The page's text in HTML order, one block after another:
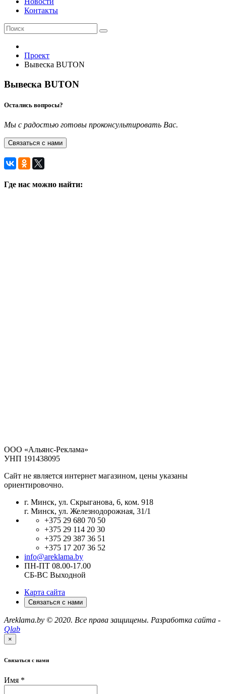
Контакты
Проект
Вывеска BUTON
Вывеска BUTON
Остались вопросы?
Мы с радостью готовы проконсультировать Вас.
Связаться с нами
Где нас можно найти:
ООО «Альянс-Реклама»
УНП 191438095
Сайт не является интернет магазином, цены указаны
ориентировочно.
г. Минск, ул. Скрыганова, 6, ком. 918
г. Минск, ул. Железнодорожная, 31/1
+375 29 680 70 50
+375 29 114 20 30
+375 29 387 36 51
+375 17 207 36 52
info@areklama.by
ПН-ПТ 08.00-17.00
СБ-ВС Выходной
Карта сайта
Связаться с нами
Areklama.by © 2020. Все права защищены. Разработка сайта -
Qlab
×
Связаться с нами
Имя *